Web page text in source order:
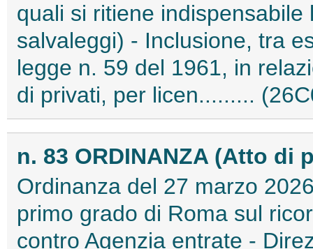
quali si ritiene
salvaleggi) - Inclusione, tra
legge n. 59 del 1961, in
di privati, per licen.........
n. 83 ORDINANZA (Atto di
Ordinanza del 27 marzo
primo grado di Roma sul
contro Agenzia entrate -